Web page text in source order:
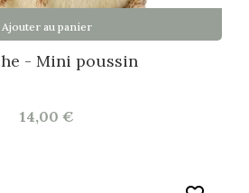
- Mini poussin
14,00 €
Ajouter au panier